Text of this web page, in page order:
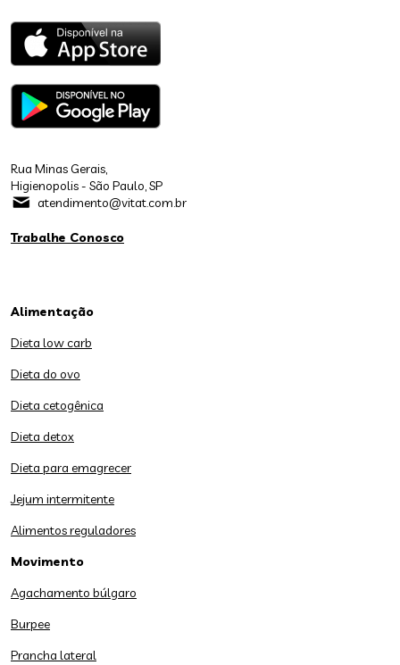
Rua Minas Gerais,
Higienopolis - São Paulo, SP
atendimento@vitat.com.br
Trabalhe Conosco
Alimentação
Dieta low carb
Dieta do ovo
Dieta cetogênica
Dieta detox
Dieta para emagrecer
Jejum intermitente
Alimentos reguladores
Movimento
Agachamento búlgaro
Burpee
Prancha lateral